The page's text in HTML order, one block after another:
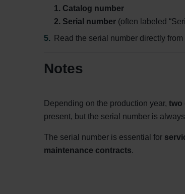
1. Catalog number
2. Serial number (often labeled
Read the serial number directly from
Notes
Depending on the production year, two
present, but the serial number is
The serial number is essential for
maintenance contracts.